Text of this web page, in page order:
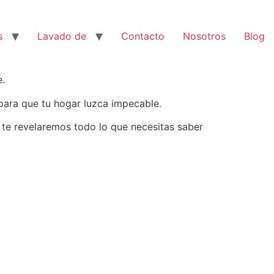
Lavado de Contacto Nosotros Blog
que tu hogar luzca impecable.
revelaremos todo lo que necesitas saber